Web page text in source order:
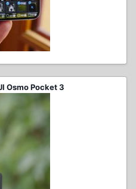
Osmo Pocket 3